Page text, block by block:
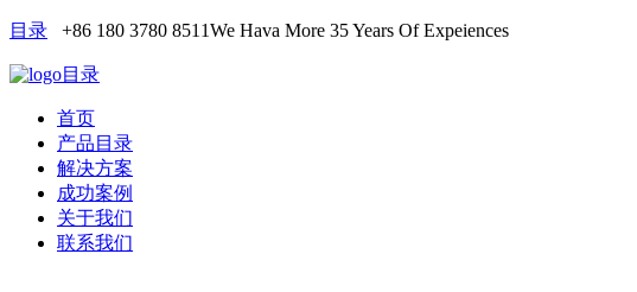
目录 +86 180 3780 8511We Hava More 35 Years Of Expeiences
目录
首页
产品目录
解决方案
成功案例
关于我们
联系我们